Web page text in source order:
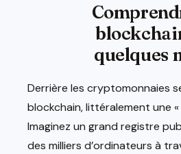
quelques
Derrière les cryptomonnaies
blockchain, littéralement une
Imaginez un grand registre
des milliers d’ordinateurs à